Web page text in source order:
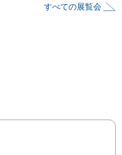
すべての展覧会